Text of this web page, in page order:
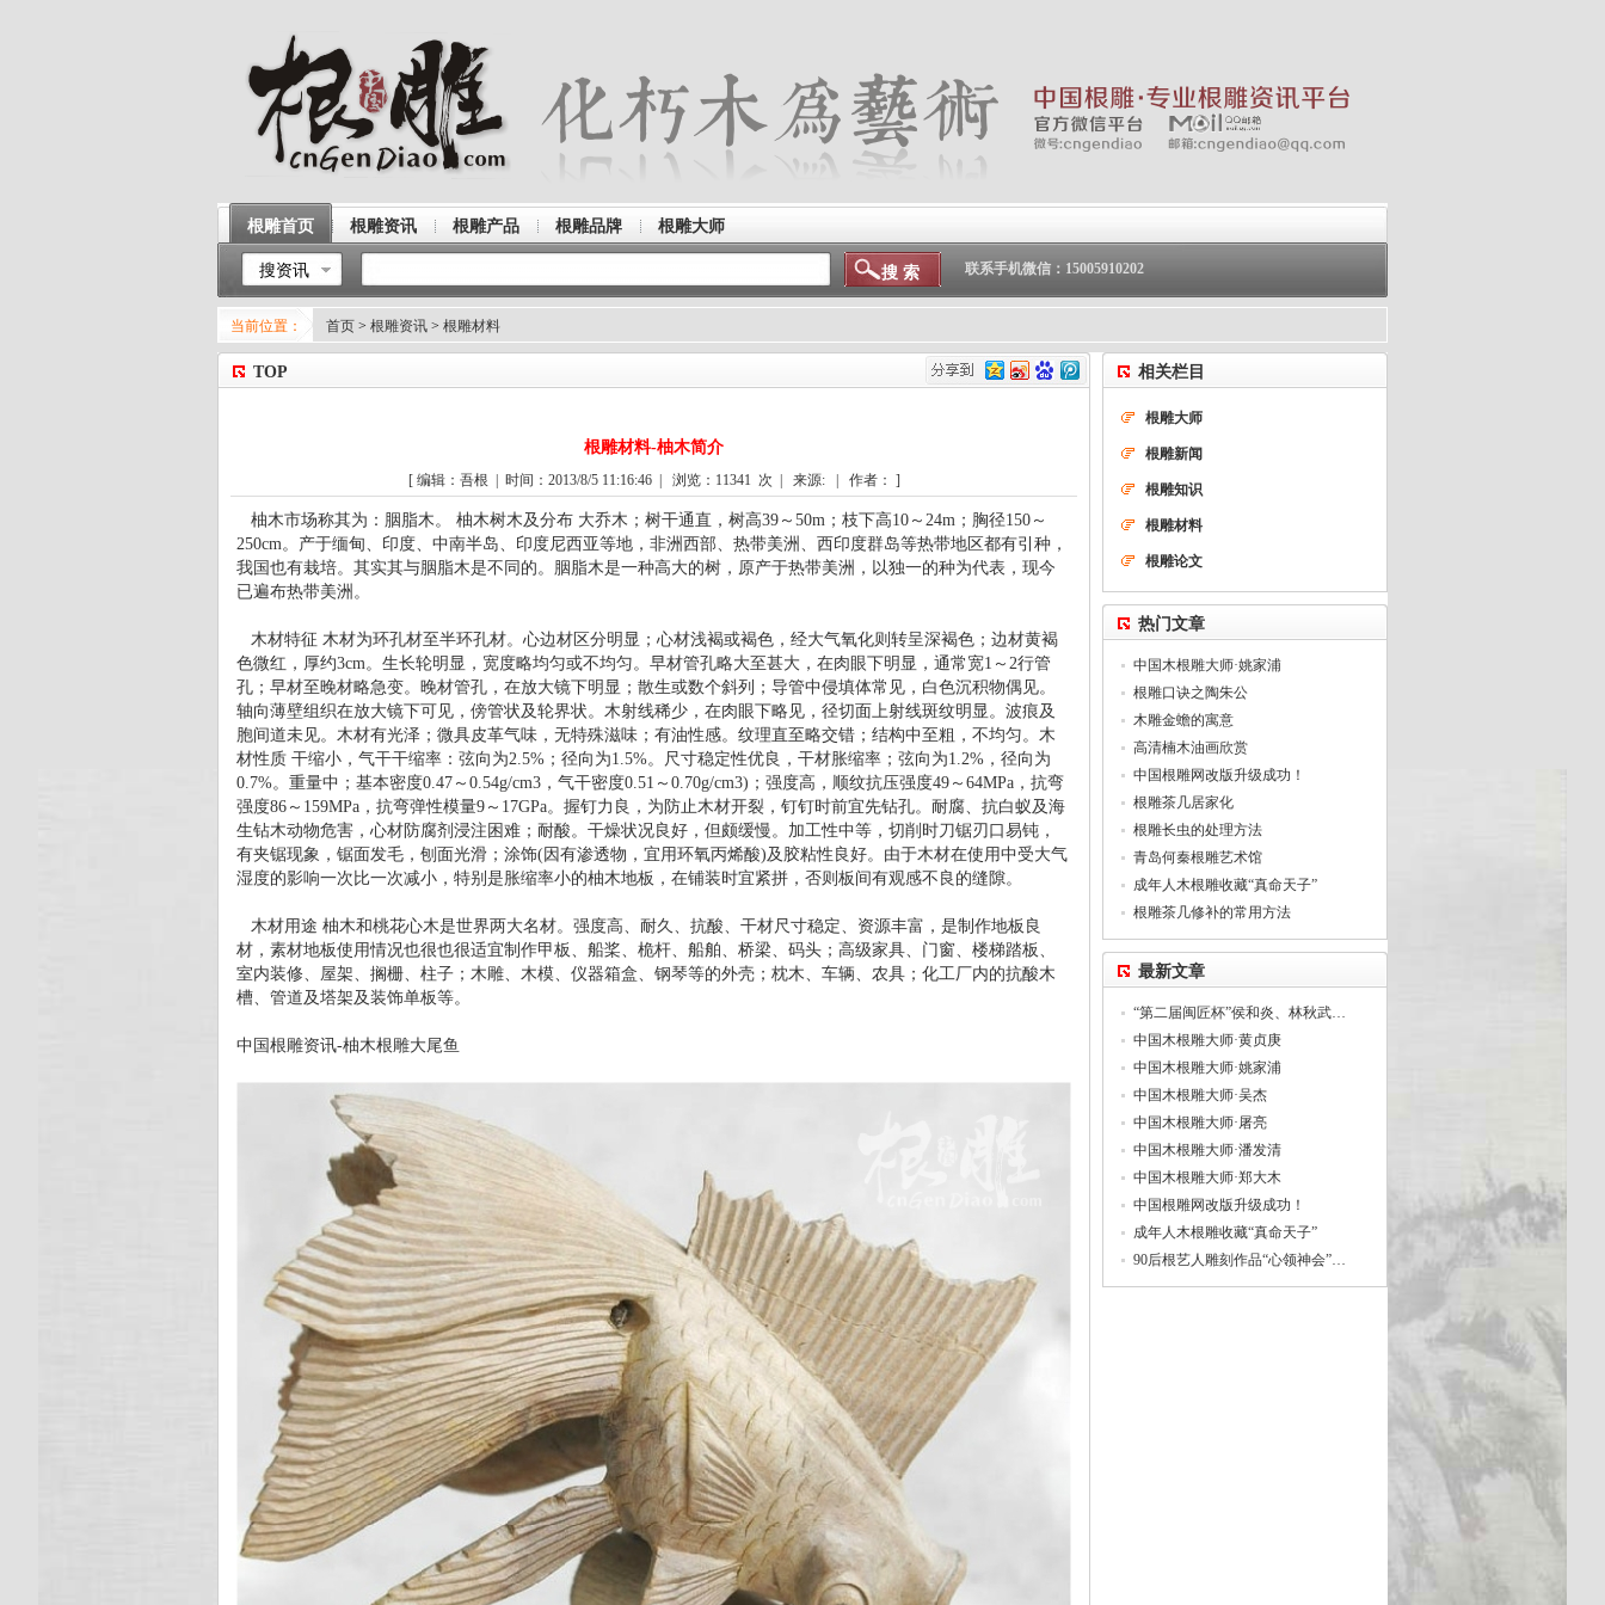
根雕首页 根雕资讯 根雕产品 根雕品牌 根雕大师
搜资讯 联系手机微信：15005910202
当前位置： 首页 > 根雕资讯 > 根雕材料
TOP
根雕材料-柚木简介
[ 编辑：吾根 | 时间：2013/8/5 11:16:46 | 浏览： 11341 次 | 来源: | 作者： ]
柚木市场称其为：胭脂木。 柚木树木及分布 大乔木；树干通直，树高39～50m；枝下高10～24m；胸径150～
250cm。产于缅甸、印度、中南半岛、印度尼西亚等地，非洲西部、热带美洲、西印度群岛等热带地区都有引种，
我国也有栽培。其实其与胭脂木是不同的。胭脂木是一种高大的树，原产于热带美洲，以独一的种为代表，现今
已遍布热带美洲。
木材特征 木材为环孔材至半环孔材。心边材区分明显；心材浅褐或褐色，经大气氧化则转呈深褐色；边材黄褐
色微红，厚约3cm。生长轮明显，宽度略均匀或不均匀。早材管孔略大至甚大，在肉眼下明显，通常宽1～2行管
孔；早材至晚材略急变。晚材管孔，在放大镜下明显；散生或数个斜列；导管中侵填体常见，白色沉积物偶见。
轴向薄壁组织在放大镜下可见，傍管状及轮界状。木射线稀少，在肉眼下略见，径切面上射线斑纹明显。波痕及
胞间道未见。木材有光泽；微具皮革气味，无特殊滋味；有油性感。纹理直至略交错；结构中至粗，不均匀。木
材性质 干缩小，气干干缩率：弦向为2.5%；径向为1.5%。尺寸稳定性优良，干材胀缩率；弦向为1.2%，径向为
0.7%。重量中；基本密度0.47～0.54g/cm3，气干密度0.51～0.70g/cm3)；强度高，顺纹抗压强度49～64MPa，抗弯
强度86～159MPa，抗弯弹性模量9～17GPa。握钉力良，为防止木材开裂，钉钉时前宜先钻孔。耐腐、抗白蚁及海
生钻木动物危害，心材防腐剂浸注困难；耐酸。干燥状况良好，但颇缓慢。加工性中等，切削时刀锯刃口易钝，
有夹锯现象，锯面发毛，刨面光滑；涂饰(因有渗透物，宜用环氧丙烯酸)及胶粘性良好。由于木材在使用中受大气
湿度的影响一次比一次减小，特别是胀缩率小的柚木地板，在铺装时宜紧拼，否则板间有观感不良的缝隙。
木材用途 柚木和桃花心木是世界两大名材。强度高、耐久、抗酸、干材尺寸稳定、资源丰富，是制作地板良
材，素材地板使用情况也很也很适宜制作甲板、船桨、桅杆、船舶、桥梁、码头；高级家具、门窗、楼梯踏板、
室内装修、屋架、搁栅、柱子；木雕、木模、仪器箱盒、钢琴等的外壳；枕木、车辆、农具；化工厂内的抗酸木
槽、管道及塔架及装饰单板等。
中国根雕资讯-柚木根雕大尾鱼
相关栏目
根雕大师
根雕新闻
根雕知识
根雕材料
根雕论文
热门文章
中国木根雕大师·姚家浦
根雕口诀之陶朱公
木雕金蟾的寓意
高清楠木油画欣赏
中国根雕网改版升级成功！
根雕茶几居家化
根雕长虫的处理方法
青岛何秦根雕艺术馆
成年人木根雕收藏“真命天子”
根雕茶几修补的常用方法
最新文章
“第二届闽匠杯”侯和炎、林秋武…
中国木根雕大师·黄贞庚
中国木根雕大师·姚家浦
中国木根雕大师·吴杰
中国木根雕大师·屠亮
中国木根雕大师·潘发清
中国木根雕大师·郑大木
中国根雕网改版升级成功！
成年人木根雕收藏“真命天子”
90后根艺人雕刻作品“心领神会”…